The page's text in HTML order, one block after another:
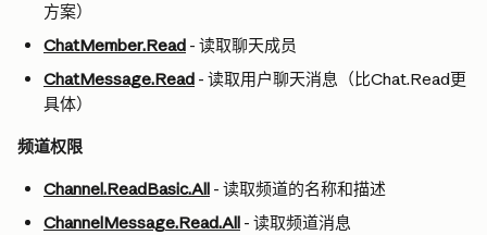
方案）
ChatMember.Read - 读取聊天成员
ChatMessage.Read - 读取用户聊天消息（比Chat.Read更
具体）
频道权限
Channel.ReadBasic.All - 读取频道的名称和描述
ChannelMessage.Read.All - 读取频道消息